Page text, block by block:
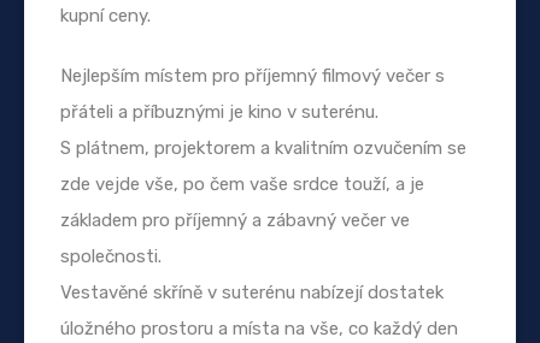
kupní ceny.
Nejlepším místem pro příjemný filmový večer s
přáteli a příbuznými je kino v suterénu.
S plátnem, projektorem a kvalitním ozvučením se
zde vejde vše, po čem vaše srdce touží, a je
základem pro příjemný a zábavný večer ve
společnosti.
Vestavěné skříně v suterénu nabízejí dostatek
úložného prostoru a místa na vše, co každý den